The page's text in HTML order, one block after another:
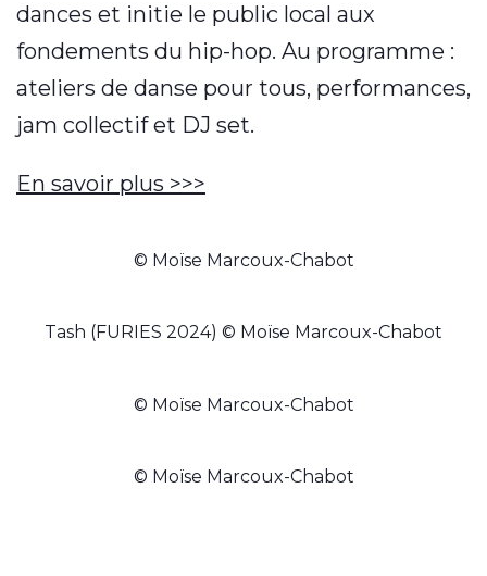
dances et initie le public local aux
fondements du hip-hop. Au programme :
ateliers de danse pour tous, performances,
jam collectif et DJ set.
En savoir plus >>>
© Moïse Marcoux-Chabot
Tash (FURIES 2024) © Moïse Marcoux-Chabot
© Moïse Marcoux-Chabot
© Moïse Marcoux-Chabot